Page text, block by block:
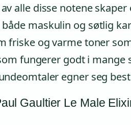
alle disse notene
maskulin og søtlig
friske og varme toner
fungerer godt i mange
egner seg
Gaultier Le Male